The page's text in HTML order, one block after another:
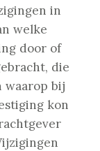
in
welke
door of
die
waarop bij
kon